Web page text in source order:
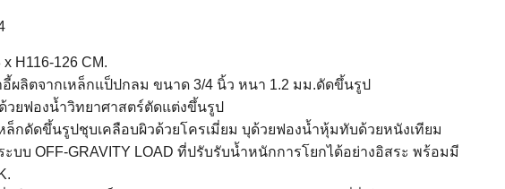
H116-126 CM.
อี้ผลิตจากเหล็กแป็ปกลม ขนาด 3/4 นิ้ว หนา 1.2 มม.ดัดขึ้นรูป
วยฟองน้ำวิทยาศาสตร์ตัดแต่งขึ้นรูป
ล็กดัดขึ้นรูปชุบเคลือบผิวด้วยโครเมี่ยม บุด้วยฟองน้ำหุ้มทับด้วยหนังเทียม
ะบบ OFF-GRAVITY LOAD ที่ปรับรับน้ำหนักการโยกได้อย่างอิสระพร้อมมี